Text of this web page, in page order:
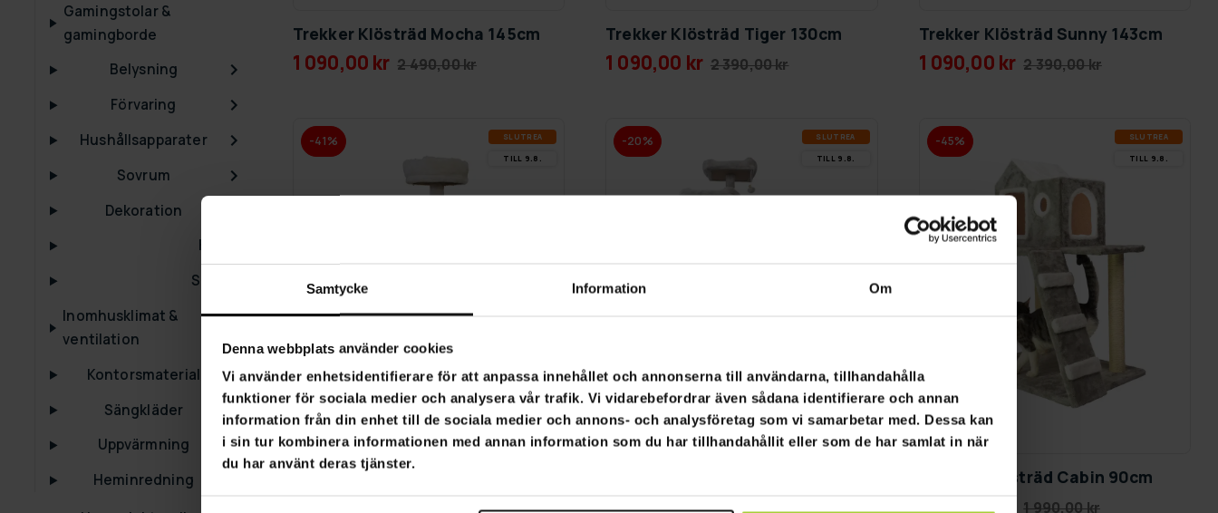
Samtycke Information Om
Denna webbplats använder cookies
Vi använder enhetsidentifierare för att anpassa innehållet och annonserna till användarna, tillhandahålla
funktioner för sociala medier och analysera vår trafik. Vi vidarebefordrar även sådana identifierare och annan
information från din enhet till de sociala medier och annons- och analysföretag som vi samarbetar med. Dessa kan
i sin tur kombinera informationen med annan information som du har tillhandahållit eller som de har samlat in när
du har använt deras tjänster.
Gamingstolar &
gamingborde
Belysning
Förvaring
Hushållsapparater
Sovrum
Dekoration
Kranar
Speglar
Inomhusklimat &
ventilation
Kontorsmaterial
Sängkläder
Uppvärmning
Heminredning
Trekker Klösträd Mocha 145cm
1 090,00 kr 2 490,00 kr
Trekker Klösträd Tiger 130cm
1 090,00 kr 2 390,00 kr
Trekker Klösträd Sunny 143cm
1 090,00 kr 2 390,00 kr
-41% SLUT­REA
TILL 9.8.
Trekker Klösträd Gracie 141cm
-20% SLUT­REA
TILL 9.8.
GRA­TIS LE­VE­RANS
2 390,00 kr 2 990,00 kr
-45% SLUT­REA
TILL 9.8.
Trekker Klösträd Cabin 90cm
1 090,00 kr 1 990,00 kr